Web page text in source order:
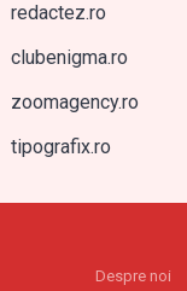
redactez.ro
clubenigma.ro
zoomagency.ro
tipografix.ro
Despre noi